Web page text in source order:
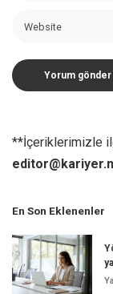
**İçeriklerimizle
En Son Eklenenler